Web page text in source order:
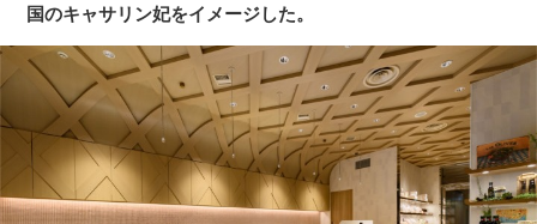
国のキャサリン妃をイメージした。